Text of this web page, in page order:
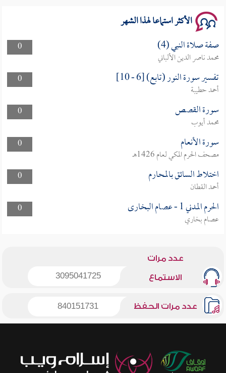
الأكثر استماعا لهذا الشهر
0 صفة صلاة النبي (4)
محمد ناصر الدين الألباني
0
تفسير سورة النور (تابع) [6 - 10]
أحمد حطيبة
0
سورة القصص
محمد أيوب
0
سورة الأنعام
مصحف الحرم المكي لعام 1426هـ
0
اختلاط السائق بالمحارم
أحمد القطان
0
الحرم المدني 1 - عصام البخارى
عصام بخاري
عدد مرات
الاستماع 3095041725
عدد مرات الحفظ 840151731